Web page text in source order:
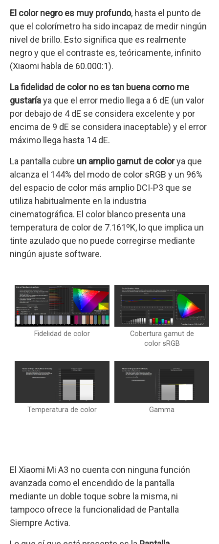
El color negro es muy profundo, hasta el punto de
que el colorímetro ha sido incapaz de medir ningún
nivel de brillo. Esto significa que es realmente
negro y que el contraste es, teóricamente, infinito
(Xiaomi habla de 60.000:1).
La fidelidad de color no es tan buena como me
gustaríaya que el error medio llega a 6 dE (un valor
por debajo de 4 dE se considera excelente y por
encima de 9 dE se considera inaceptable) y el error
máximo llega hasta 14 dE.
La pantalla cubre un amplio gamut de colorya que
alcanza el 144% del modo de color sRGB y un 96%
del espacio de color más amplio DCI-P3 que se
utiliza habitualmente en la industria
cinematográfica. El color blanco presenta una
temperatura de color de 7.161ºK, lo que implica un
tinte azulado que no puede corregirse mediante
ningún ajuste software.
Fidelidad de color
Cobertura gamut de
color sRGB
Temperatura de color Gamma
El Xiaomi Mi A3 no cuenta con ninguna función
avanzada como el encendido de la pantalla
mediante un doble toque sobre la misma, ni
tampoco ofrece la funcionalidad de Pantalla
Siempre Activa.